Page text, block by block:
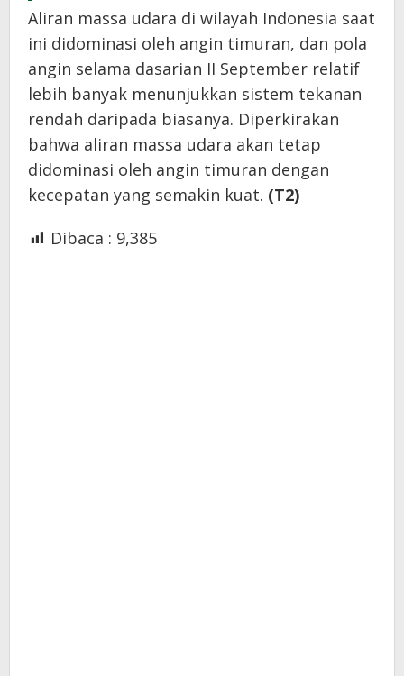
Aliran massa udara di wilayah Indonesia saat
ini didominasi oleh angin timuran, dan pola
angin selama dasarian II September relatif
lebih banyak menunjukkan sistem tekanan
rendah daripada biasanya. Diperkirakan
bahwa aliran massa udara akan tetap
didominasi oleh angin timuran dengan
kecepatan yang semakin kuat. (T2)
Dibaca : 9,385